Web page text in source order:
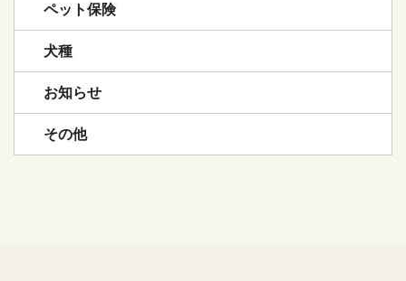
ペット保険
犬種
お知らせ
その他